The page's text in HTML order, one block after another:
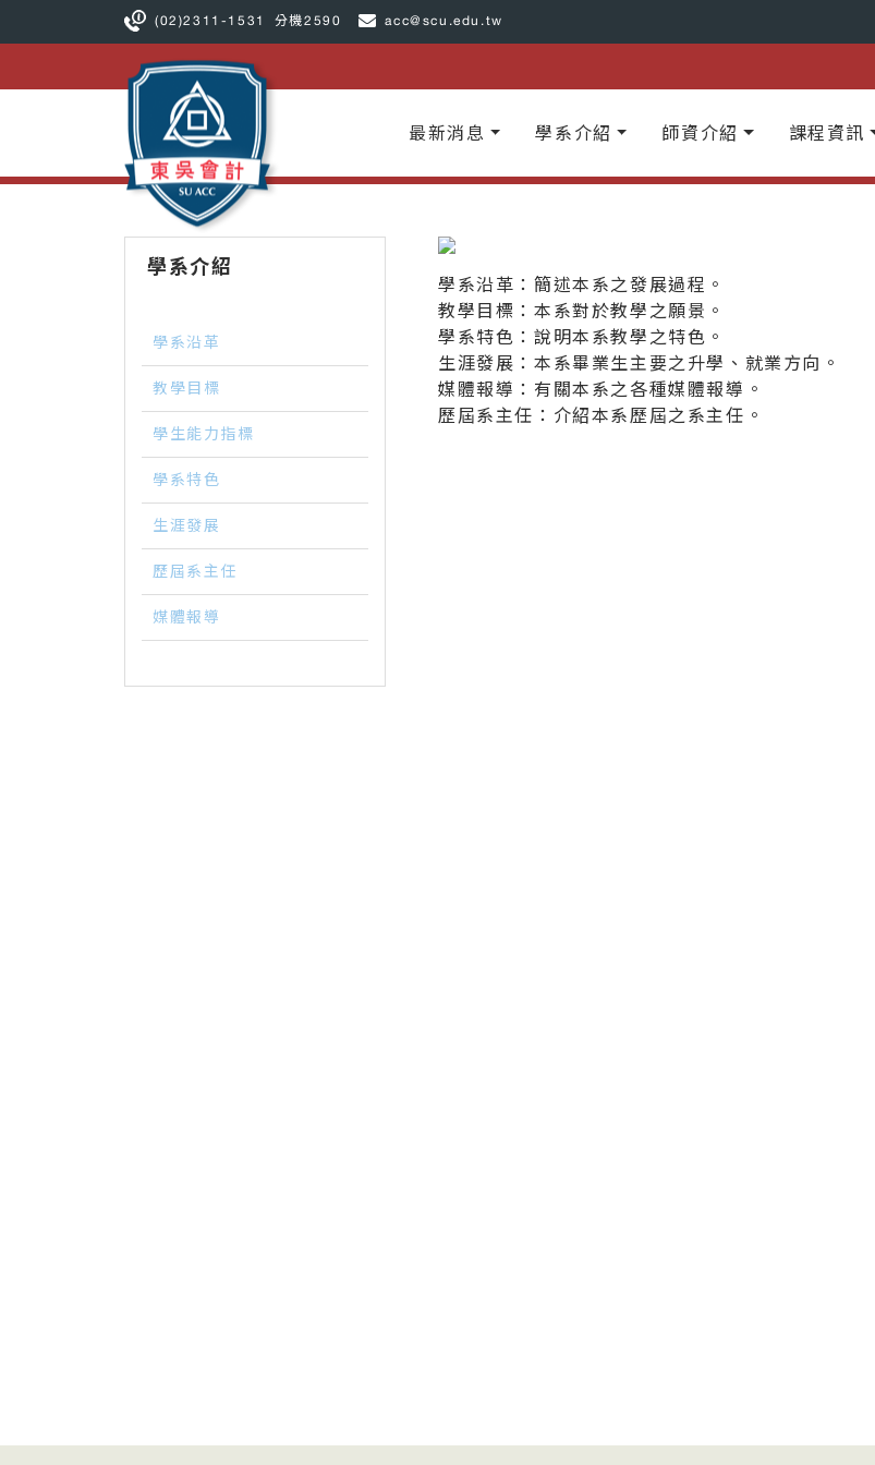
(02)2311-1531 分機2590 acc@scu.edu.tw
最新消息 學系介紹 師資介紹 課程資訊
學系介紹
學系沿革
教學目標
學生能力指標
學系特色
生涯發展
歷屆系主任
媒體報導
學系沿革：簡述本系之發展過程。
教學目標：本系對於教學之願景。
學系特色：說明本系教學之特色。
生涯發展：本系畢業生主要之升學、就業方向。
媒體報導：有關本系之各種媒體報導。
歷屆系主任：介紹本系歷屆之系主任。